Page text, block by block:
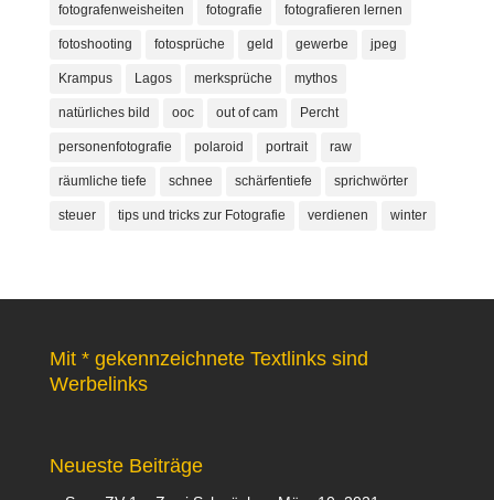
fotografenweisheiten fotografie fotografieren lernen
fotoshooting fotosprüche geld gewerbe jpeg
Krampus Lagos merksprüche mythos
natürliches bild ooc out of cam Percht
personenfotografie polaroid portrait raw
räumliche tiefe schnee schärfentiefe sprichwörter
steuer tips und tricks zur Fotografie verdienen winter
Mit * gekennzeichnete Textlinks sind
Werbelinks
Neueste Beiträge